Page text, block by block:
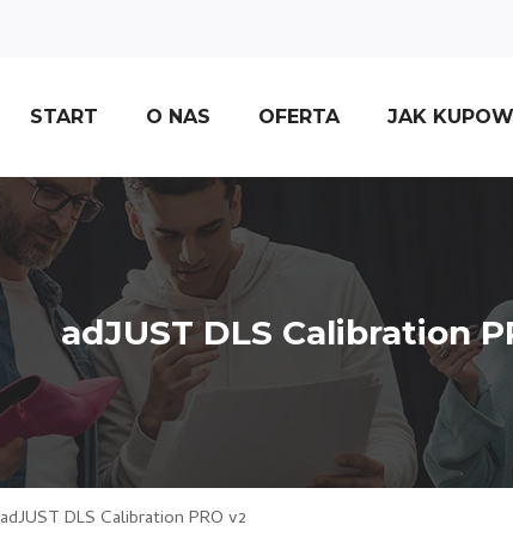
START O NAS OFERTA JAK
adJUST DLS Calibration
adJUST DLS Calibration PRO v2